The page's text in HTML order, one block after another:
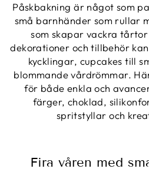
Påskbakning är något som
små barnhänder som rullar
som skapar vackra
dekorationer och tillbehör
kycklingar, cupcakes till
blommande vårdrömmar.
för både enkla och
färger, choklad,
spritstyllar och
Fira våren med